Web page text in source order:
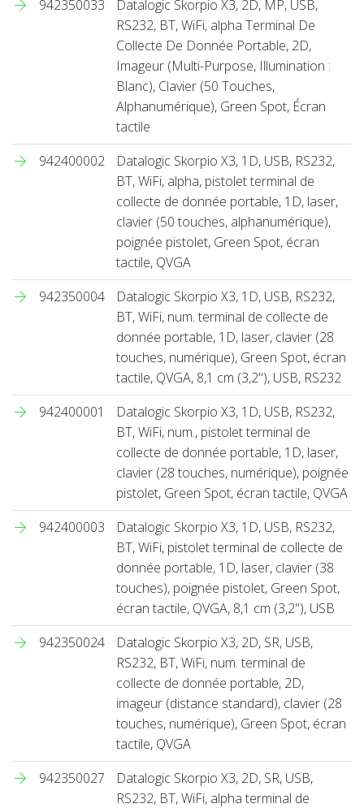
942350033
Datalogic Skorpio X3, 2D, MP, USB,
RS232, BT, WiFi, alpha Terminal De
Collecte De Donnée Portable, 2D,
Imageur (Multi-Purpose, Illumination :
Blanc), Clavier (50 Touches,
Alphanumérique), Green Spot, Écran
tactile
942400002
Datalogic Skorpio X3, 1D, USB, RS232,
BT, WiFi, alpha, pistolet terminal de
collecte de donnée portable, 1D, laser,
clavier (50 touches, alphanumérique),
poignée pistolet, Green Spot, écran
tactile, QVGA
942350004
Datalogic Skorpio X3, 1D, USB, RS232,
BT, WiFi, num. terminal de collecte de
donnée portable, 1D, laser, clavier (28
touches, numérique), Green Spot, écran
tactile, QVGA, 8,1 cm (3,2''), USB, RS232
942400001
Datalogic Skorpio X3, 1D, USB, RS232,
BT, WiFi, num., pistolet terminal de
collecte de donnée portable, 1D, laser,
clavier (28 touches, numérique), poignée
pistolet, Green Spot, écran tactile, QVGA
942400003
Datalogic Skorpio X3, 1D, USB, RS232,
BT, WiFi, pistolet terminal de collecte de
donnée portable, 1D, laser, clavier (38
touches), poignée pistolet, Green Spot,
écran tactile, QVGA, 8,1 cm (3,2''), USB
942350024
Datalogic Skorpio X3, 2D, SR, USB,
RS232, BT, WiFi, num. terminal de
collecte de donnée portable, 2D,
imageur (distance standard), clavier (28
touches, numérique), Green Spot, écran
tactile, QVGA
942350027
Datalogic Skorpio X3, 2D, SR, USB,
RS232, BT, WiFi, alpha terminal de